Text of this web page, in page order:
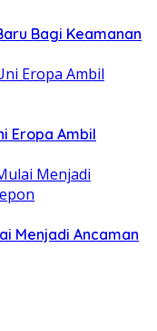
Bagi Keamanan
Eropa Ambil
Menjadi Ancaman